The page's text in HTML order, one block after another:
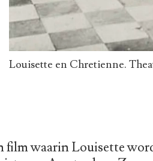
Louisette en Chretienne.
film waarin Louisette